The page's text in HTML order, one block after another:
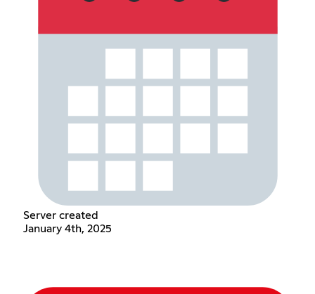
Server created
January 4th, 2025